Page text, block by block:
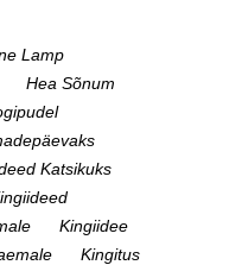
Lamp
Hea Sõnum
Katsikuks
Kingiidee
Kingitus